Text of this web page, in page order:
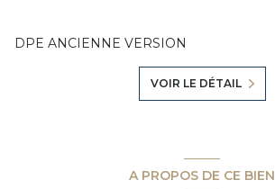
DPE ANCIENNE VERSION
VOIR LE DÉTAIL
A PROPOS DE CE BIEN